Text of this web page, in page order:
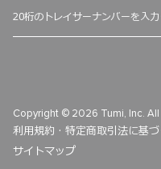
Copyright © 2026 Tumi, Inc. All
利用規約 · 特定商取引法に基づ
サイトマップ